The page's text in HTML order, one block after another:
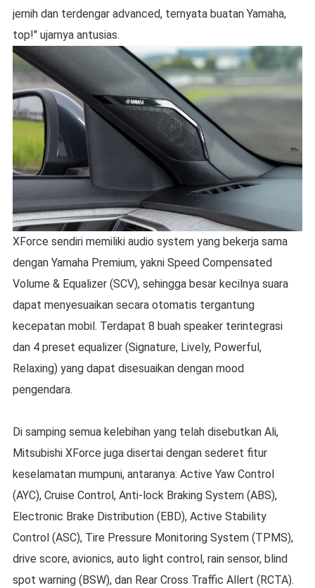
jernih dan terdengar advanced, ternyata buatan Yamaha,
top!" ujarnya antusias.
XForce sendiri memiliki audio system yang bekerja sama
dengan Yamaha Premium, yakni Speed Compensated
Volume & Equalizer (SCV), sehingga besar kecilnya suara
dapat menyesuaikan secara otomatis tergantung
kecepatan mobil. Terdapat 8 buah speaker terintegrasi
dan 4 preset equalizer (Signature, Lively, Powerful,
Relaxing) yang dapat disesuaikan dengan mood
pengendara.
Di samping semua kelebihan yang telah disebutkan Ali,
Mitsubishi XForce juga disertai dengan sederet fitur
keselamatan mumpuni, antaranya: Active Yaw Control
(AYC), Cruise Control, Anti-lock Braking System (ABS),
Electronic Brake Distribution (EBD), Active Stability
Control (ASC), Tire Pressure Monitoring System (TPMS),
drive score, avionics, auto light control, rain sensor, blind
spot warning (BSW), dan Rear Cross Traffic Allert (RCTA).